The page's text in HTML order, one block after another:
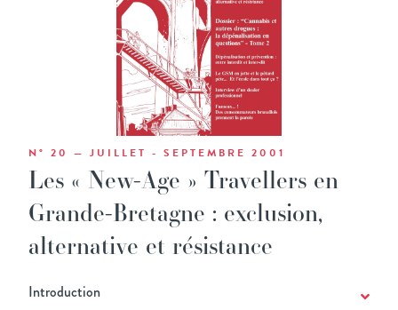
N° 20 — JUILLET - SEPTEMBRE 2001
Les « New-Age » Travellers en
Grande-Bretagne : exclusion,
alternative et résistance
Introduction